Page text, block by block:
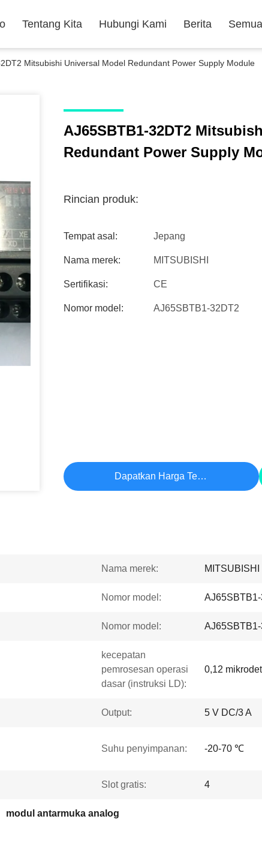
Tentang Kita Hubungi Kami Berita
Mitsubishi Universal Model Redundant Power Supply Module
AJ65SBTB1-32DT2
Redundant Power Supply
Rincian produk:
Tempat asal: Jepang
Nama merek: MITSUBISHI
Sertifikasi: CE
Nomor model: AJ65SBTB1-32DT2
Dapatkan Harga Terbaik
Nama merek: MITSUBISHI
Nomor model:
Nomor model:
kecepatan
pemrosesan operasi
dasar (instruksi LD):
0,12
Output: 5 V DC/3 A
Suhu penyimpanan: -20-70 ℃
Slot gratis: 4
modul antarmuka analog